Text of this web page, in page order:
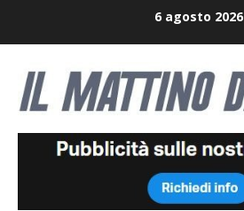
6 agosto 2026